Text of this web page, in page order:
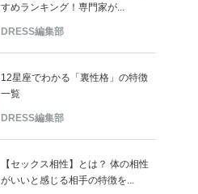
すめランキング！専門家が...
DRESS編集部
12星座でわかる「裏性格」の特徴
一覧
DRESS編集部
【セックス相性】とは？ 体の相性
がいいと感じる相手の特徴を...